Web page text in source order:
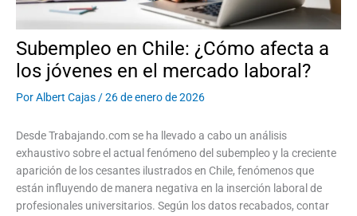
Subempleo en Chile: ¿Cómo afecta a
los jóvenes en el mercado laboral?
PorAlbert Cajas /26 de enero de 2026
Desde Trabajando.com se ha llevado a cabo un análisis
exhaustivo sobre el actual fenómeno del subempleo y la creciente
aparición de los cesantes ilustrados en Chile, fenómenos que
están influyendo de manera negativa en la inserción laboral de
profesionales universitarios. Según los datos recabados, contar